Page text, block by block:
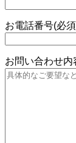
お電話番号(必
お問い合わせ内